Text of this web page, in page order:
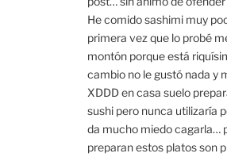
He comido sashimi muy
primera vez que lo probé
montón porque está
cambio no le gustó nada y
XDDD en casa suelo
sushi pero nunca utilizaría
da mucho miedo cagarla…
preparan estos platos son